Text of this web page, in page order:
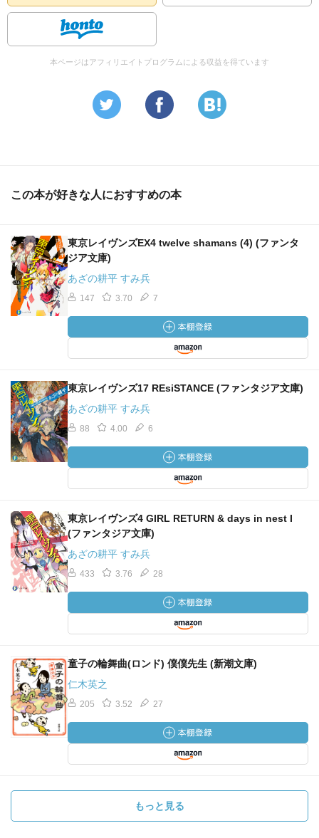
本ページはアフィリエイトプログラムによる収益を得ています
この本が好きな人におすすめの本
東京レイヴンズEX4 twelve shamans (4) (ファンタ
ジア文庫)
あざの耕平 すみ兵
147 3.70 7
東京レイヴンズ17 REsiSTANCE (ファンタジア文庫)
あざの耕平 すみ兵
88 4.00 6
東京レイヴンズ4 GIRL RETURN & days in nest I
(ファンタジア文庫)
あざの耕平 すみ兵
433 3.76 28
童子の輪舞曲(ロンド) 僕僕先生 (新潮文庫)
仁木英之
205 3.52 27
もっと見る